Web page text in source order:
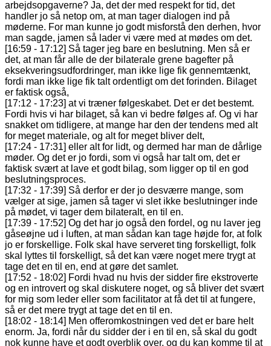
arbejdsopgaverne? Ja, det der med respekt for tid, det
handler jo så netop om, at man tager dialogen ind på
møderne. For man kunne jo godt misforstå den derhen, hvor
man sagde, jamen så lader vi være med at mødes om det.
[16:59 - 17:12] Så tager jeg bare en beslutning. Men så er
det, at man får alle de der bilaterale grene bagefter på
eksekveringsudfordringer, man ikke lige fik gennemtænkt,
fordi man ikke lige fik talt ordentligt om det forinden. Bilaget
er faktisk også,
[17:12 - 17:23] at vi træner følgeskabet. Det er det bestemt.
Fordi hvis vi har bilaget, så kan vi bedre følges af. Og vi har
snakket om tidligere, at mange har den der tendens med alt
for meget materiale, og alt for meget bliver delt,
[17:24 - 17:31] eller alt for lidt, og dermed har man de dårlige
møder. Og det er jo fordi, som vi også har talt om, det er
faktisk svært at lave et godt bilag, som ligger op til en god
beslutningsproces.
[17:32 - 17:39] Så derfor er der jo desværre mange, som
vælger at sige, jamen så tager vi slet ikke beslutninger inde
på mødet, vi tager dem bilateralt, en til en.
[17:39 - 17:52] Og det har jo også den fordel, og nu laver jeg
gåseøjne ud i luften, at man sådan kan tage højde for, at folk
jo er forskellige. Folk skal have serveret ting forskelligt, folk
skal lyttes til forskelligt, så det kan være noget mere trygt at
tage det en til en, end at gøre det samlet.
[17:52 - 18:02] Fordi hvad nu hvis der sidder fire ekstroverte
og en introvert og skal diskutere noget, og så bliver det svært
for mig som leder eller som facilitator at få det til at fungere,
så er det mere trygt at tage det en til en.
[18:02 - 18:14] Men offeromkostningen ved det er bare helt
enorm. Ja, fordi når du sidder der i en til en, så skal du godt
nok kunne have et godt overblik over, og du kan komme til at